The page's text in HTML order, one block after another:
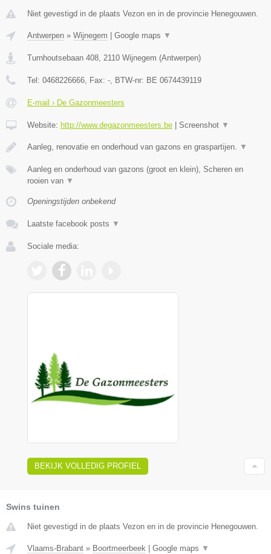
Niet gevestigd in de plaats Vezon en in de provincie Henegouwen.
Antwerpen » Wijnegem Google maps ▼
Turnhoutsebaan 408, 2110 Wijnegem (Antwerpen)
Tel: 0468226666, Fax: -, BTW-nr: BE 0674439119
E-mail › De Gazonmeesters
Website: http://www.degazonmeesters.be Screenshot ▼
Aanleg, renovatie en onderhoud van gazons en graspartijen. ▼
Aanleg en onderhoud van gazons (groot en klein), Scheren en
rooien van ▼
Openingstijden onbekend
Laatste facebook posts ▼
Sociale media:
BEKIJK VOLLEDIG PROFIEL
Swins tuinen
Niet gevestigd in de plaats Vezon en in de provincie Henegouwen.
Vlaams-Brabant » Boortmeerbeek Google maps ▼